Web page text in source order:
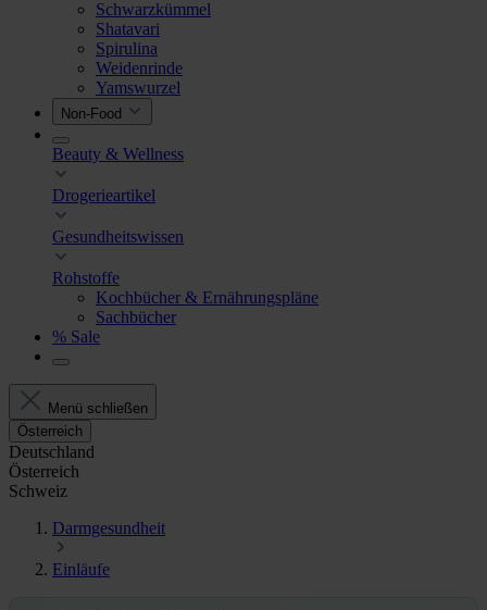
Schwarzkümmel
Shatavari
Spirulina
Weidenrinde
Yamswurzel
Non-Food
Beauty & Wellness
Drogerieartikel
Gesundheitswissen
Rohstoffe
Kochbücher & Ernährungspläne
Sachbücher
% Sale
Menü schließen
Österreich
Deutschland
Österreich
Schweiz
Darmgesundheit
Einläufe